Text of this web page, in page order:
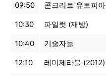
09:50 콘크리트 유토피아
10:30 파일럿 (재방)
10:40 기술자들
12:10 레미제라블 (2012)